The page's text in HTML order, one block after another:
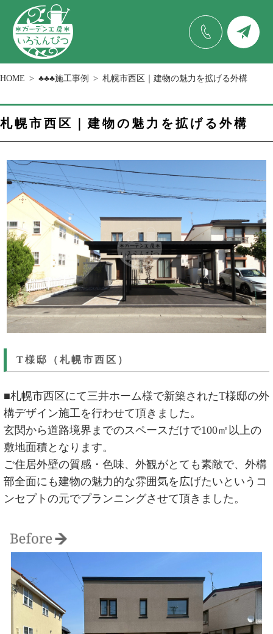
HOME ♣♣♣施工事例 札幌市西区｜建物の魅力を拡げる外構
札幌市西区｜建物の魅力を拡げる外構
T様邸（札幌市西区）
■札幌市西区にて三井ホーム様で新築されたT様邸の外
構デザイン施工を行わせて頂きました。
玄関から道路境界までのスペースだけで100㎡以上の
敷地面積となります。
ご住居外壁の質感・色味、外観がとても素敵で、外構
部全面にも建物の魅力的な雰囲気を広げたいというコ
ンセプトの元でプランニングさせて頂きました。